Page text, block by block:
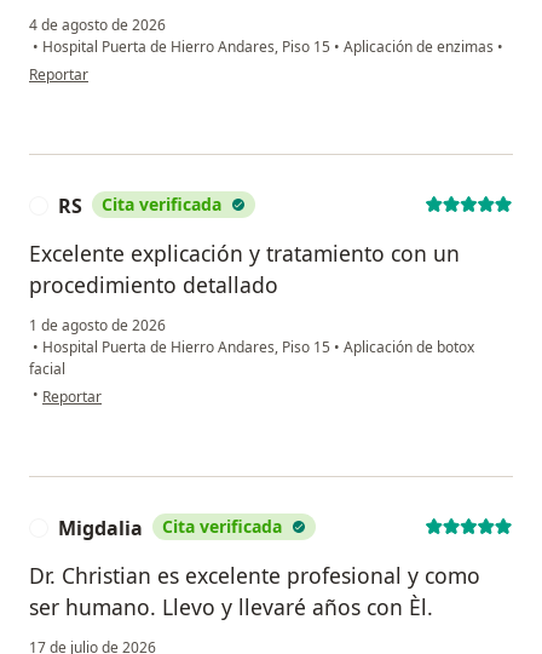
4 de agosto de 2026
• Hospital Puerta de Hierro Andares, Piso 15 • Aplicación de enzimas •
en opinión del usuario Y. H.
Reportar
RS Cita verificada
Excelente explicación y tratamiento con un
procedimiento detallado
1 de agosto de 2026
• Hospital Puerta de Hierro Andares, Piso 15 • Aplicación de botox
facial
• en opinión del usuario RS
Reportar
Migdalia Cita verificada
Dr. Christian es excelente profesional y como
ser humano. Llevo y llevaré años con Èl.
17 de julio de 2026